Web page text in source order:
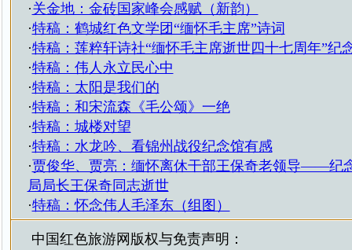
·关金地：金砖国家峰会感赋（新韵）
·特稿：鹤城红色文学团“缅怀毛主席”诗词
·特稿：莲粹轩诗社“缅怀毛主席逝世四十七周年”纪
·特稿：伟人永立民心中
·特稿：太阳是我们的
·特稿：和宋流森《毛公颂》一绝
·特稿：城楼对望
·特稿：水龙吟、看锦州战役纪念馆有感
· 贾俊华、贾亮：缅怀离休干部王保奇老领导——纪
局局长王保奇同志逝世
·特稿：怀念伟人毛泽东（组图）
中国红色旅游网版权与免责声明：